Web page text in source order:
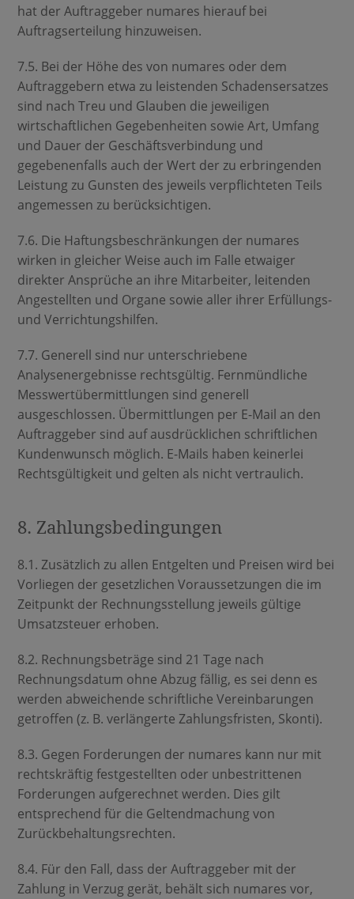
hat der Auftraggeber numares hierauf bei
Auftragserteilung hinzuweisen.
7.5. Bei der Höhe des von numares oder dem
Auftraggebern etwa zu leistenden Schadensersatzes
sind nach Treu und Glauben die jeweiligen
wirtschaftlichen Gegebenheiten sowie Art, Umfang
und Dauer der Geschäftsverbindung und
gegebenenfalls auch der Wert der zu erbringenden
Leistung zu Gunsten des jeweils verpflichteten Teils
angemessen zu berücksichtigen.
7.6. Die Haftungsbeschränkungen der numares
wirken in gleicher Weise auch im Falle etwaiger
direkter Ansprüche an ihre Mitarbeiter, leitenden
Angestellten und Organe sowie aller ihrer Erfüllungs-
und Verrichtungshilfen.
7.7. Generell sind nur unterschriebene
Analysenergebnisse rechtsgültig. Fernmündliche
Messwertübermittlungen sind generell
ausgeschlossen. Übermittlungen per E-Mail an den
Auftraggeber sind auf ausdrücklichen schriftlichen
Kundenwunsch möglich. E-Mails haben keinerlei
Rechtsgültigkeit und gelten als nicht vertraulich.
8. Zahlungsbedingungen
8.1. Zusätzlich zu allen Entgelten und Preisen wird bei
Vorliegen der gesetzlichen Voraussetzungen die im
Zeitpunkt der Rechnungsstellung jeweils gültige
Umsatzsteuer erhoben.
8.2. Rechnungsbeträge sind 21 Tage nach
Rechnungsdatum ohne Abzug fällig, es sei denn es
werden abweichende schriftliche Vereinbarungen
getroffen (z. B. verlängerte Zahlungsfristen, Skonti).
8.3. Gegen Forderungen der numares kann nur mit
rechtskräftig festgestellten oder unbestrittenen
Forderungen aufgerechnet werden. Dies gilt
entsprechend für die Geltendmachung von
Zurückbehaltungsrechten.
8.4. Für den Fall, dass der Auftraggeber mit der
Zahlung in Verzug gerät, behält sich numares vor,